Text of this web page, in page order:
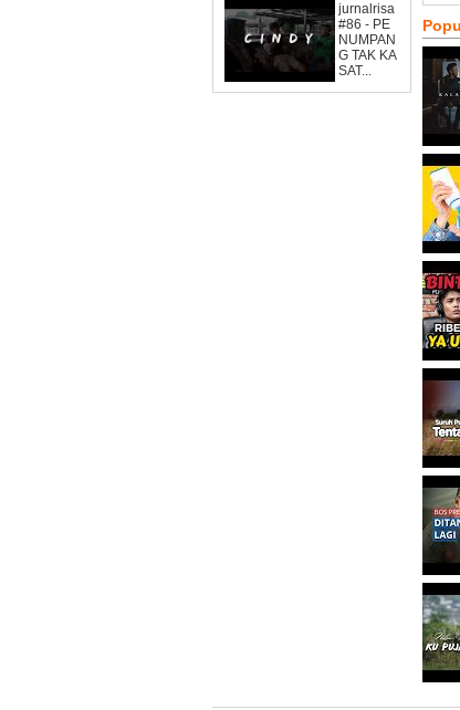
jurnalrisa
#86 - PE
NUMPAN
G TAK KA
SAT...